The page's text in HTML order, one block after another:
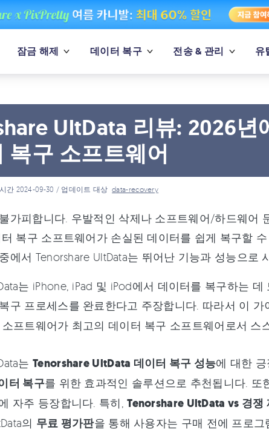
잠금 해제 데이터 복구 전송 & 관리 유
UltData 리뷰: 2026년
복구 소프트웨어
간 2024-09-30 / 업데이트 대상data-recovery
가피합니다. 우발적인 삭제나 소프트웨어/하드웨어
복구 소프트웨어가 손실된 데이터를 쉽게 복구할
에서 Tenorshare UltData는 뛰어난 기능과 성능으로
는 iPhone, iPad 및 iPod에서 데이터를 복구하는
구 프로세스를 완료한다고 주장합니다. 따라서 이 가
프트웨어가 최고의 데이터 복구 소프트웨어로서 스
는 Tenorshare UltData 데이터 복구 성능에 대한
터 복구를 위한 효과적인 솔루션으로 추천됩니다.
자주 등장합니다. 특히,Tenorshare UltData vs 경쟁
의 무료 평가판을 통해 사용자는 구매 전에 프로